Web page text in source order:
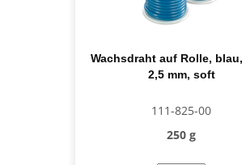
Wachsdraht auf Rolle, blau,
2,5 mm, soft
111-825-00
250 g